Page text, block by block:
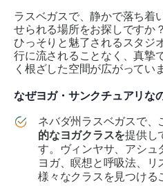
ラスベガスで、静かで落ち着
せられる場所をお探しですか
ひっそりと魅了されるスタジ
行に流されることなく、真摯
く根ざした空間が広がってい
なぜヨガ・サンクチュアリな
ネバダ州ラスベガスで、
的なヨガクラスを提供し
す。ヴィンヤサ、アシュ
ヨガ、瞑想と呼吸法、リ
様々なクラスを見つける